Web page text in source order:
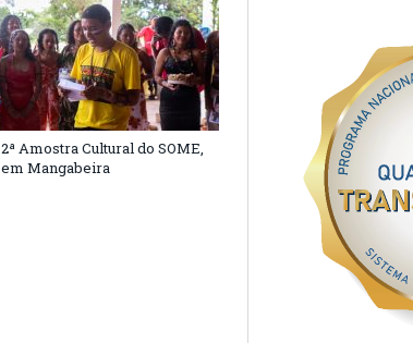
2ª Amostra Cultural do SOME,
em Mangabeira